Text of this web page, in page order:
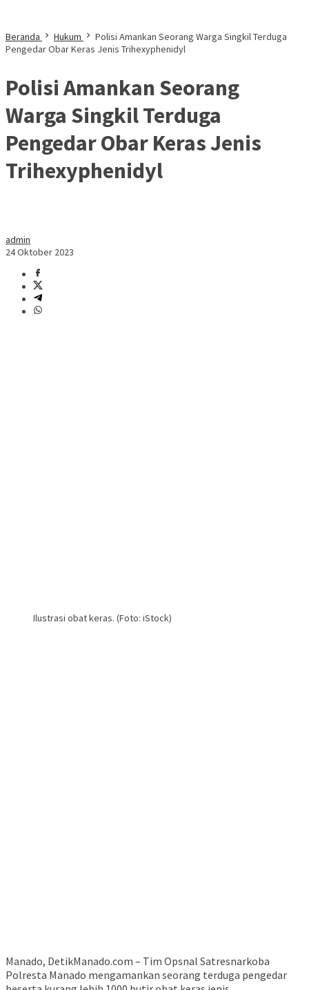
Beranda Hukum
Polisi Amankan Seorang Warga Singkil Terduga
Pengedar Obar Keras Jenis Trihexyphenidyl
Polisi Amankan Seorang
Warga Singkil Terduga
Pengedar Obar Keras Jenis
Trihexyphenidyl
admin
24 Oktober 2023
Ilustrasi obat keras. (Foto: iStock)
Manado, DetikManado.com – Tim Opsnal Satresnarkoba
Polresta Manado mengamankan seorang terduga pengedar